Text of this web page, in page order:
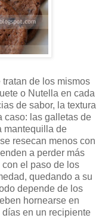
de los mismos
o Nutella en cada
de sabor, la textura
caso: las galletas de
mantequilla de
resecan menos con
a perder más
el paso de los
quedando a su
depende de los
hornearse en
en un recipiente